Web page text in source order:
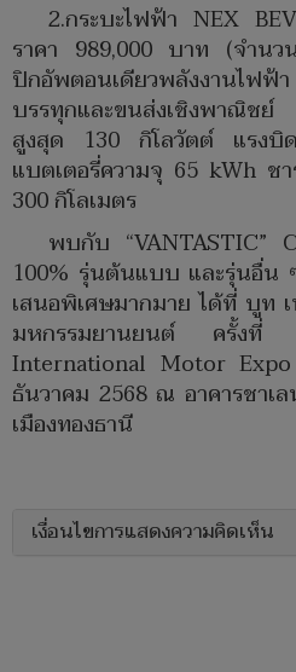
2.กระบะไฟฟ้า NEX
ราคา 989,000 บาท (จำน
ปิกอัพตอนเดียวพลังงานไฟฟ้
บรรทุกและขนส่งเชิงพาณิช
สูงสุด 130 กิโลวัตต์ แรงบิ
แบตเตอรี่ความจุ 65 kWh ชา
300 กิโลเมตร
พบกับ “VANTASTIC”
100% รุ่นต้นแบบ และรุ่นอื่น
เสนอพิเศษมากมาย ได้ที่ บูท
มหกรรมยานยนต์ ครั้ง
International Motor
ธันวาคม 2568 ณ อาคารชาเ
เมืองทองธานี
เงื่อนไขการแสดงความคิดเห็น